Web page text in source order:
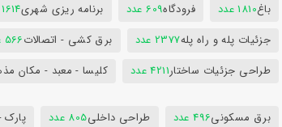
باغ1810 عدد فرودگاه609 عدد برنامه ریزی شهری1614 عدد
جزئیات پله و راه پله2377 عدد برق کشی - اتصالات566 عدد
طراحی جزئیات ساختار4211 عدد کلیسا - معبد - مکان
برق مسکونی496 عدد طراحی داخلی805 عدد پارک